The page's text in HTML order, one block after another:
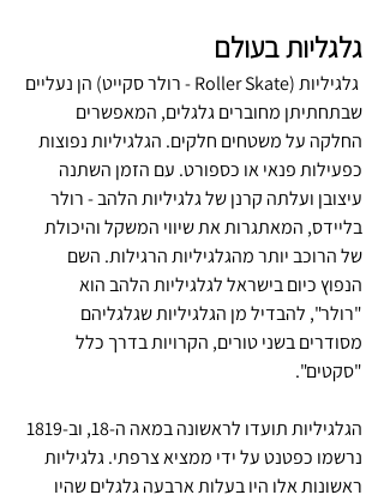
גלגליות בעולם
גלגיליות (Roller Skate - רולר סקייט) הן נעליים
שבתחתיתן מחוברים גלגלים, המאפשרים
החלקה על משטחים חלקים. הגלגיליות נפוצות
כפעילות פנאי או כספורט. עם הזמן השתנה
עיצובן ועלתה קרנן של גלגיליות הלהב - רולר
בליידס, המאתגרות את שיווי המשקל והיכולת
של הרוכב יותר מהגלגיליות הרגילות. השם
הנפוץ כיום בישראל לגלגיליות הלהב הוא
"רולר", להבדיל מן הגלגיליות שגלגליהם
מסודרים בשני טורים, הקרויות בדרך כלל
"סקטים".
נרשמו כפטנט על ידי ממציא צרפתי. גלגיליות
ראשונות אלו היו בעלות ארבעה גלגלים שהיו